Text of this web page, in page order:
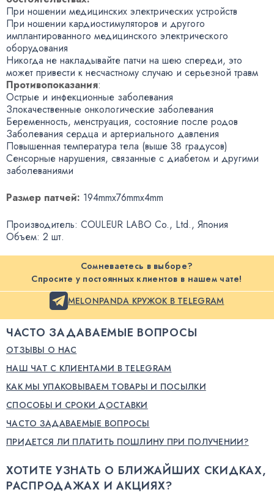
При ношении медицинских электрических устройств
При ношении кардиостимуляторов и другого
имплантированного медицинского электрического
оборудования
Никогда не накладывайте патчи на шею спереди, это
может привести к несчастному случаю и серьезной травм
Противопоказания:
Острые и инфекционные заболевания
Злокачественные онкологические заболевания
Беременность, менструация, состояние после родов
Заболевания сердца и артериального давления
Повышенная температура тела (выше 38 градусов)
Сенсорные нарушения, связанные с диабетом и другими
заболеваниями
Размер патчей: 194mmx76mmx4mm
Производитель: COULEUR LABO Co., Ltd., Япония
Объем: 2 шт.
Сомневаетесь в выборе?
Спросите у постоянных клиентов в нашем чате!
MELONPANDA КРУЖОК В TELEGRAM
ЧАСТО ЗАДАВАЕМЫЕ ВОПРОСЫ
ОТЗЫВЫ О НАС
НАШ ЧАТ С КЛИЕНТАМИ В TELEGRAM
КАК МЫ УПАКОВЫВАЕМ ТОВАРЫ И ПОСЫЛКИ
СПОСОБЫ И СРОКИ ДОСТАВКИ
ЧАСТО ЗАДАВАЕМЫЕ ВОПРОСЫ
ПРИДЕТСЯ ЛИ ПЛАТИТЬ ПОШЛИНУ ПРИ ПОЛУЧЕНИИ?
ХОТИТЕ УЗНАТЬ О БЛИЖАЙШИХ СКИДКАХ,
РАСПРОДАЖАХ И АКЦИЯХ?